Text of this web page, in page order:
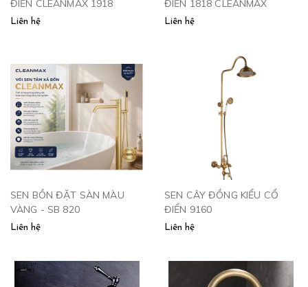
ĐIỂN CLEANMAX 1918
Liên hệ
ĐIỂN 1818 CLEANMAX
Liên hệ
SEN BỒN ĐẶT SÀN MÀU
VÀNG - SB 820
Liên hệ
SEN CÂY ĐỒNG KIỂU CỔ
ĐIỂN 9160
Liên hệ